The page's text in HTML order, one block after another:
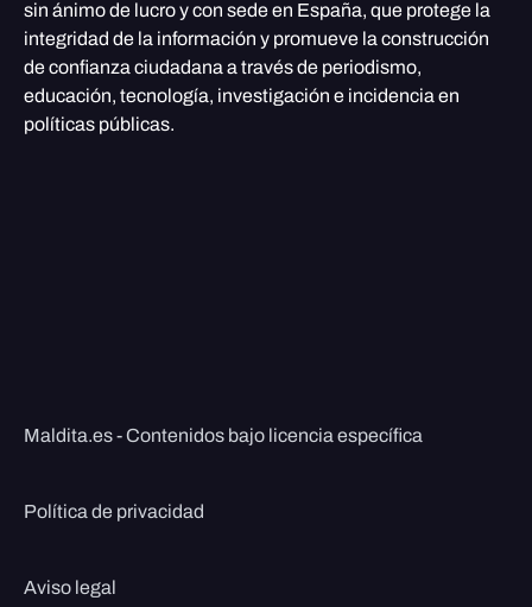
sin ánimo de lucro y con sede en España, que protege la
integridad de la información y promueve la construcción
de confianza ciudadana a través de periodismo,
educación, tecnología, investigación e incidencia en
políticas públicas.
Maldita.es - Contenidos bajo licencia específica
Política de privacidad
Aviso legal